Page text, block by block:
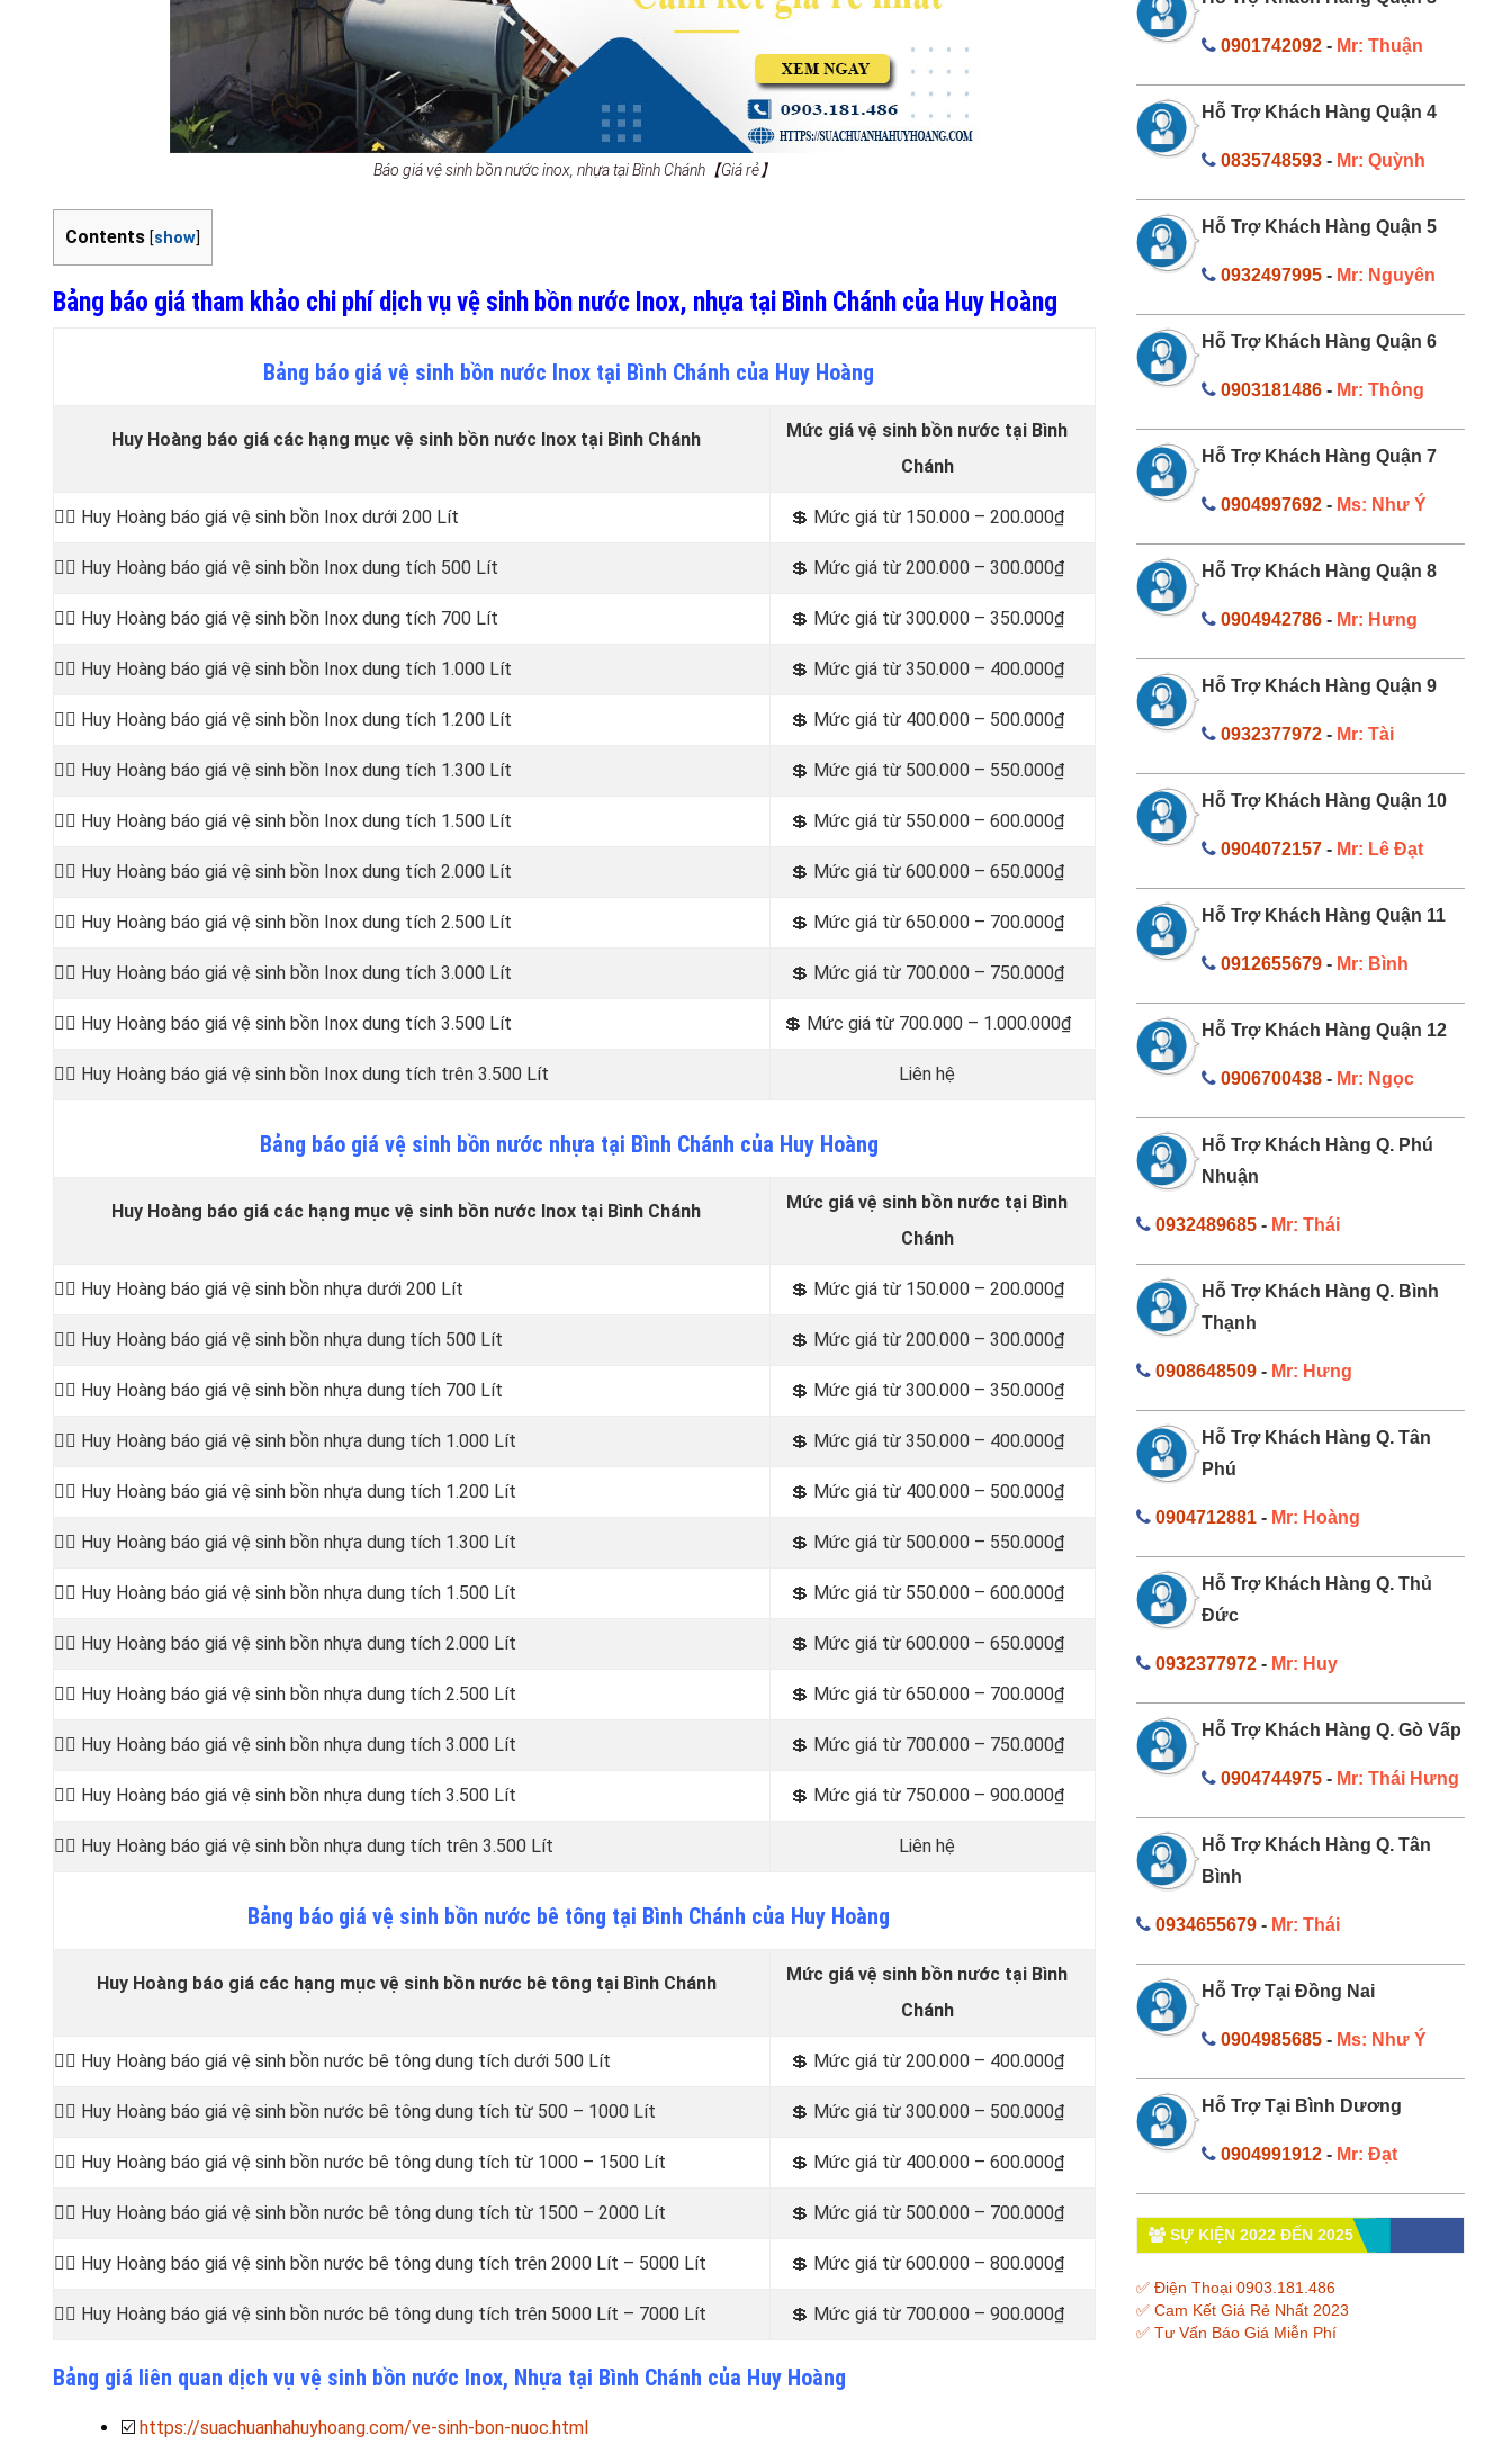
Báo giá vệ sinh bồn nước inox, nhựa tại Bình Chánh【Giá rẻ】
Contents [show]
Bảng báo giá tham khảo chi phí dịch vụ vệ sinh bồn nước Inox, nhựa tại Bình Chánh của Huy Hoàng
Bảng báo giá vệ sinh bồn nước Inox tại Bình Chánh của Huy Hoàng
Huy Hoàng báo giá các hạng mục vệ sinh bồn nước Inox tại Bình Chánh
Mức giá vệ sinh bồn nước tại Bình
Chánh
👷‍♂️ Huy Hoàng báo giá vệ sinh bồn Inox dưới 200 Lít 💲 Mức giá từ 150.000 – 200.000₫
👷‍♂️ Huy Hoàng báo giá vệ sinh bồn Inox dung tích 500 Lít 💲 Mức giá từ 200.000 – 300.000₫
👷‍♂️ Huy Hoàng báo giá vệ sinh bồn Inox dung tích 700 Lít 💲 Mức giá từ 300.000 – 350.000₫
👷‍♂️ Huy Hoàng báo giá vệ sinh bồn Inox dung tích 1.000 Lít 💲 Mức giá từ 350.000 – 400.000₫
👷‍♂️ Huy Hoàng báo giá vệ sinh bồn Inox dung tích 1.200 Lít 💲 Mức giá từ 400.000 – 500.000₫
👷‍♂️ Huy Hoàng báo giá vệ sinh bồn Inox dung tích 1.300 Lít 💲 Mức giá từ 500.000 – 550.000₫
👷‍♂️ Huy Hoàng báo giá vệ sinh bồn Inox dung tích 1.500 Lít 💲 Mức giá từ 550.000 – 600.000₫
👷‍♂️ Huy Hoàng báo giá vệ sinh bồn Inox dung tích 2.000 Lít 💲 Mức giá từ 600.000 – 650.000₫
👷‍♂️ Huy Hoàng báo giá vệ sinh bồn Inox dung tích 2.500 Lít 💲 Mức giá từ 650.000 – 700.000₫
👷‍♂️ Huy Hoàng báo giá vệ sinh bồn Inox dung tích 3.000 Lít 💲 Mức giá từ 700.000 – 750.000₫
👷‍♂️ Huy Hoàng báo giá vệ sinh bồn Inox dung tích 3.500 Lít 💲 Mức giá từ 700.000 – 1.000.000₫
👷‍♂️ Huy Hoàng báo giá vệ sinh bồn Inox dung tích trên 3.500 Lít Liên hệ
Bảng báo giá vệ sinh bồn nước nhựa tại Bình Chánh của Huy Hoàng
Huy Hoàng báo giá các hạng mục vệ sinh bồn nước Inox tại Bình Chánh
Mức giá vệ sinh bồn nước tại Bình
Chánh
👷‍♂️ Huy Hoàng báo giá vệ sinh bồn nhựa dưới 200 Lít 💲 Mức giá từ 150.000 – 200.000₫
👷‍♂️ Huy Hoàng báo giá vệ sinh bồn nhựa dung tích 500 Lít 💲 Mức giá từ 200.000 – 300.000₫
👷‍♂️ Huy Hoàng báo giá vệ sinh bồn nhựa dung tích 700 Lít 💲 Mức giá từ 300.000 – 350.000₫
👷‍♂️ Huy Hoàng báo giá vệ sinh bồn nhựa dung tích 1.000 Lít 💲 Mức giá từ 350.000 – 400.000₫
👷‍♂️ Huy Hoàng báo giá vệ sinh bồn nhựa dung tích 1.200 Lít 💲 Mức giá từ 400.000 – 500.000₫
👷‍♂️ Huy Hoàng báo giá vệ sinh bồn nhựa dung tích 1.300 Lít 💲 Mức giá từ 500.000 – 550.000₫
👷‍♂️ Huy Hoàng báo giá vệ sinh bồn nhựa dung tích 1.500 Lít 💲 Mức giá từ 550.000 – 600.000₫
👷‍♂️ Huy Hoàng báo giá vệ sinh bồn nhựa dung tích 2.000 Lít 💲 Mức giá từ 600.000 – 650.000₫
👷‍♂️ Huy Hoàng báo giá vệ sinh bồn nhựa dung tích 2.500 Lít 💲 Mức giá từ 650.000 – 700.000₫
👷‍♂️ Huy Hoàng báo giá vệ sinh bồn nhựa dung tích 3.000 Lít 💲 Mức giá từ 700.000 – 750.000₫
👷‍♂️ Huy Hoàng báo giá vệ sinh bồn nhựa dung tích 3.500 Lít 💲 Mức giá từ 750.000 – 900.000₫
👷‍♂️ Huy Hoàng báo giá vệ sinh bồn nhựa dung tích trên 3.500 Lít Liên hệ
Bảng báo giá vệ sinh bồn nước bê tông tại Bình Chánh của Huy Hoàng
Huy Hoàng báo giá các hạng mục vệ sinh bồn nước bê tông tại Bình Chánh
Mức giá vệ sinh bồn nước tại Bình
Chánh
👷‍♂️ Huy Hoàng báo giá vệ sinh bồn nước bê tông dung tích dưới 500 Lít 💲 Mức giá từ 200.000 – 400.000₫
👷‍♂️ Huy Hoàng báo giá vệ sinh bồn nước bê tông dung tích từ 500 – 1000 Lít 💲 Mức giá từ 300.000 – 500.000₫
👷‍♂️ Huy Hoàng báo giá vệ sinh bồn nước bê tông dung tích từ 1000 – 1500 Lít 💲 Mức giá từ 400.000 – 600.000₫
👷‍♂️ Huy Hoàng báo giá vệ sinh bồn nước bê tông dung tích từ 1500 – 2000 Lít 💲 Mức giá từ 500.000 – 700.000₫
👷‍♂️ Huy Hoàng báo giá vệ sinh bồn nước bê tông dung tích trên 2000 Lít – 5000 Lít 💲 Mức giá từ 600.000 – 800.000₫
👷‍♂️ Huy Hoàng báo giá vệ sinh bồn nước bê tông dung tích trên 5000 Lít – 7000 Lít 💲 Mức giá từ 700.000 – 900.000₫
Bảng giá liên quan dịch vụ vệ sinh bồn nước Inox, Nhựa tại Bình Chánh của Huy Hoàng
☑️ https://suachuanhahuyhoang.com/ve-sinh-bon-nuoc.html
0901742092 - Mr: Thuận
Hỗ Trợ Khách Hàng Quận 4
0835748593 - Mr: Quỳnh
Hỗ Trợ Khách Hàng Quận 5
0932497995 - Mr: Nguyên
Hỗ Trợ Khách Hàng Quận 6
0903181486 - Mr: Thông
Hỗ Trợ Khách Hàng Quận 7
0904997692 - Ms: Như Ý
Hỗ Trợ Khách Hàng Quận 8
0904942786 - Mr: Hưng
Hỗ Trợ Khách Hàng Quận 9
0932377972 - Mr: Tài
Hỗ Trợ Khách Hàng Quận 10
0904072157 - Mr: Lê Đạt
Hỗ Trợ Khách Hàng Quận 11
0912655679 - Mr: Bình
Hỗ Trợ Khách Hàng Quận 12
0906700438 - Mr: Ngọc
Hỗ Trợ Khách Hàng Q. Phú
Nhuận
0932489685- Mr: Thái
Hỗ Trợ Khách Hàng Q. Bình
Thạnh
0908648509- Mr: Hưng
Hỗ Trợ Khách Hàng Q. Tân
Phú
0904712881- Mr: Hoàng
Hỗ Trợ Khách Hàng Q. Thủ
Đức
0932377972- Mr: Huy
Hỗ Trợ Khách Hàng Q. Gò Vấp
0904744975 - Mr: Thái Hưng
Hỗ Trợ Khách Hàng Q. Tân
Bình
0934655679- Mr: Thái
Hỗ Trợ Tại Đồng Nai
0904985685 - Ms: Như Ý
Hỗ Trợ Tại Bình Dương
0904991912 - Mr: Đạt
SỰ KIỆN 2022 ĐẾN 2025
✅ Điện Thoại 0903.181.486
✅ Cam Kết Giá Rẻ Nhất 2023
✅ Tư Vấn Báo Giá Miễn Phí